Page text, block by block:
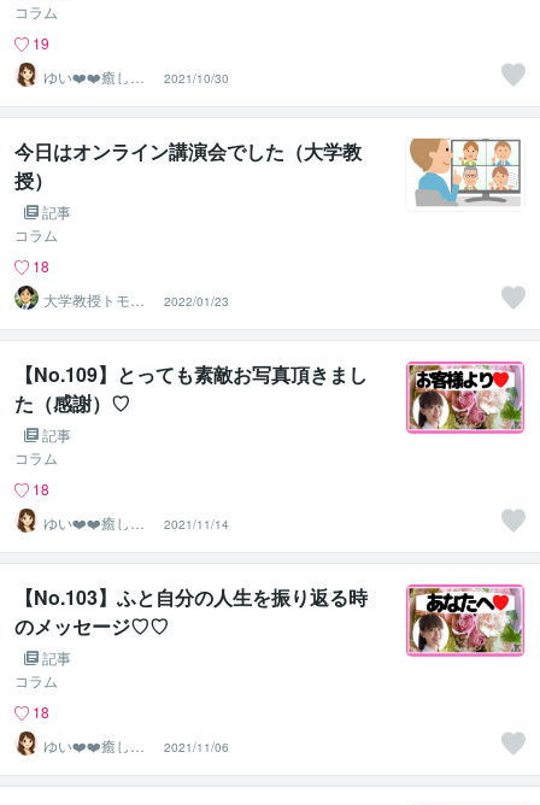
コラム
19
ゆい❤️❤️癒しの
心友
2021/10/30
今日はオンライン講演会でした（大学教
授）
記事
コラム
18
大学教授トモ｜
元東大教員
2022/01/23
【No.109】とっても素敵お写真頂きまし
た（感謝）♡
記事
コラム
18
ゆい❤️❤️癒しの
心友
2021/11/14
【No.103】ふと自分の人生を振り返る時
のメッセージ♡♡
記事
コラム
18
ゆい❤️❤️癒しの
心友
2021/11/06